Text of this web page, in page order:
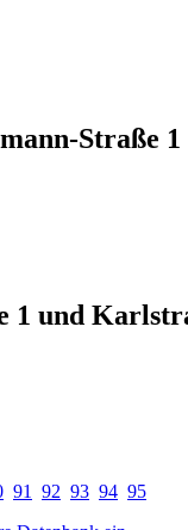
Straße 1
1 und
91 92 93 94 95